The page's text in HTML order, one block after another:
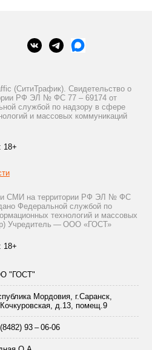
(СитиТрафик). Свидетельство о
РФ ЭЛ № ФС 77 – 69174 от
службой по надзору в сфере
и массовых коммуникаций
18+
СМИ на территории РФ ЭЛ № ФС
Федеральной службой по
технологий и массовых
Учредитель — ООО «ГОСТ»
18+
"ГОСТ"
Мордовия, г.Саранск,
д.13, помещ.9
93 – 06-06